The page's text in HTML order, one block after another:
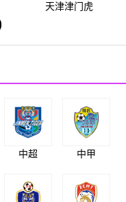
天津津门虎
中超 中甲